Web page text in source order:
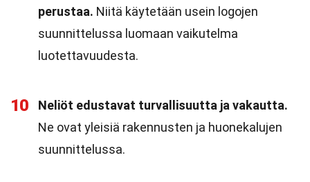
perustaa. Niitä käytetään usein logojen
suunnittelussa luomaan vaikutelma
luotettavuudesta.
10
Neliöt edustavat turvallisuutta ja vakautta.
Ne ovat yleisiä rakennusten ja huonekalujen
suunnittelussa.